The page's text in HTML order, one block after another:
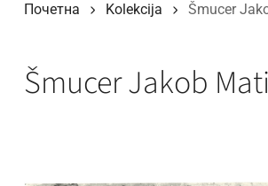
Почетна Kolekcija Šmucer
Šmucer Jakob